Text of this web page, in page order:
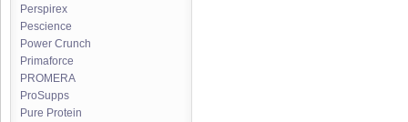
Perspirex
Pescience
Power Crunch
Primaforce
PROMERA
ProSupps
Pure Protein